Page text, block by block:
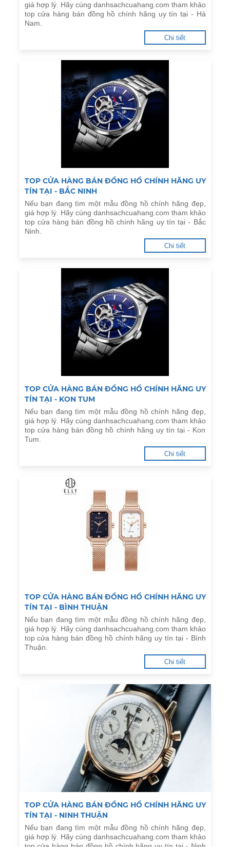
giá hợp lý. Hãy cùng danhsachcuahang.com tham khảo
top cửa hàng bán đồng hồ chính hãng uy tín tại - Hà
Nam.
Chi tiết
TOP CỬA HÀNG BÁN ĐỒNG HỒ CHÍNH HÃNG UY
TÍN TẠI - BẮC NINH
Nếu bạn đang tìm một mẫu đồng hồ chính hãng đẹp,
giá hợp lý. Hãy cùng danhsachcuahang.com tham khảo
top cửa hàng bán đồng hồ chính hãng uy tín tại - Bắc
Ninh.
Chi tiết
TOP CỬA HÀNG BÁN ĐỒNG HỒ CHÍNH HÃNG UY
TÍN TẠI - KON TUM
Nếu bạn đang tìm một mẫu đồng hồ chính hãng đẹp,
giá hợp lý. Hãy cùng danhsachcuahang.com tham khảo
top cửa hàng bán đồng hồ chính hãng uy tín tại - Kon
Tum.
Chi tiết
TOP CỬA HÀNG BÁN ĐỒNG HỒ CHÍNH HÃNG UY
TÍN TẠI - BÌNH THUẬN
Nếu bạn đang tìm một mẫu đồng hồ chính hãng đẹp,
giá hợp lý. Hãy cùng danhsachcuahang.com tham khảo
top cửa hàng bán đồng hồ chính hãng uy tín tại - Bình
Thuận.
Chi tiết
TOP CỬA HÀNG BÁN ĐỒNG HỒ CHÍNH HÃNG UY
TÍN TẠI - NINH THUẬN
Nếu bạn đang tìm một mẫu đồng hồ chính hãng đẹp,
giá hợp lý. Hãy cùng danhsachcuahang.com tham khảo